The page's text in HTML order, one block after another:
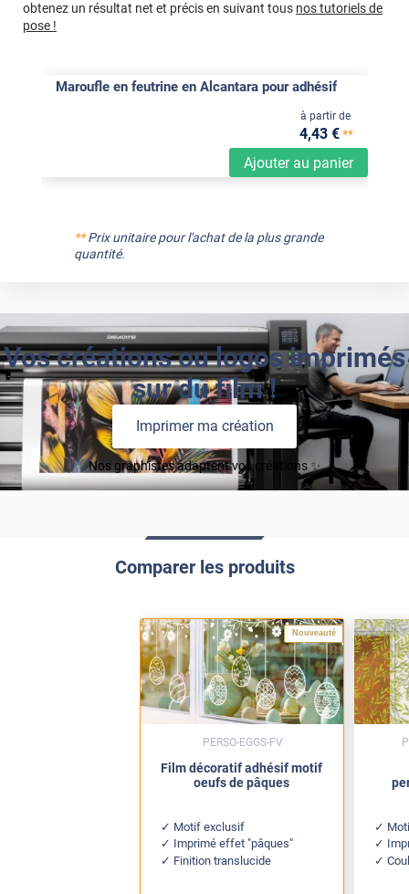
obtenez un résultat net et précis en suivant tous nos tutoriels de
pose !
Maroufle en feutrine en Alcantara pour adhésif
Ajouter au panier
à partir de
4,43 €**
**Prix unitaire pour l'achat de la plus grande
quantité.
Vos créations ou logos imprimés
sur du film !
Imprimer ma création
Nos graphistes adaptent vos créations ✨
Comparer les produits
Nouveauté
Film décoratif adhésif motif
oeufs de pâques
Motif exclusif
Imprimé effet "pâques"
Finition translucide
PERSO-EGGS-FV